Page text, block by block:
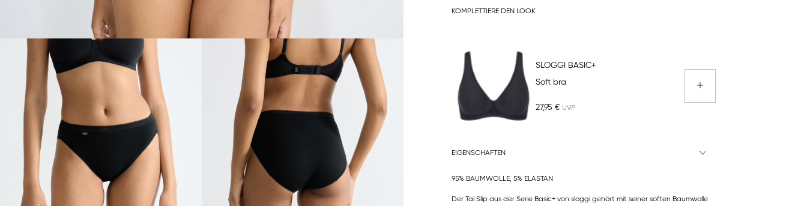
KOMPLETTIERE DEN LOOK
SLOGGI BASIC+
Soft bra
27,95 €
EIGENSCHAFTEN
95% BAUMWOLLE, 5% ELASTAN
Der Tai Slip aus der Serie Basic+ von sloggi gehört mit seiner soften Baumwolle